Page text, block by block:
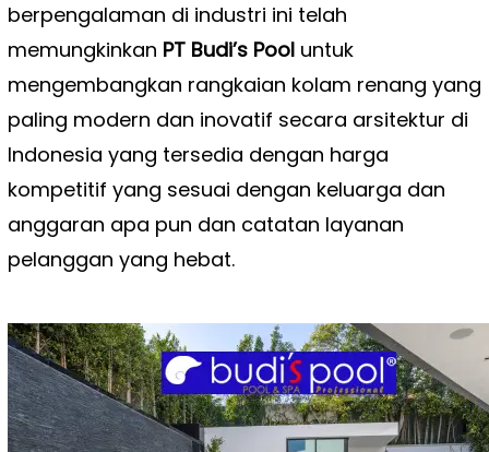
berpengalaman di industri ini telah
memungkinkan PT Budi’s Pooluntuk
mengembangkan rangkaian kolam renang yang
paling modern dan inovatif secara arsitektur di
Indonesia yang tersedia dengan harga
kompetitif yang sesuai dengan keluarga dan
anggaran apa pun dan catatan layanan
pelanggan yang hebat.